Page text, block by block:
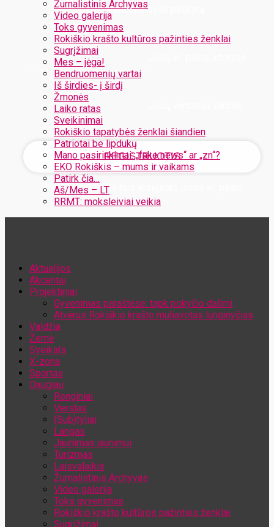
Žurnalistinis Archyvas
Video galerija
Toks gyvenimas
Rokiškio krašto kultūros pažinties ženklai
Sugrįžimai
Mes – jėga!
Bendruomenių vartai
Iš širdies- į širdį
Žmonės
Laiko ratas
Sveikinimai
Rokiškio tapatybės ženklai šiandien
Patriotai be lipdukų
Mano pasirinkimai: „fake news“ ar „zn“?
EKO Rokiškis – mums ir vaikams
Patirk čia…
Aš/Mes – LT
RRMT: moksleiviai veikia
Užregistruokite savo paskyrą
Jūsų slaptažodis bus atsiųstas Jums el. paštu
Aktualijos
Akcentai
Projektiniai
Gyvenimas paraštėse: tapk pokyčio dalimi
Atvėrus Rokiškio krašto muliavotas lunginyčias
Valdžia
Žemė
Sveikata
X-zona
Sportas
Daugiau
Renginiai
Verslas
(Sub)tyliai
Langas
Jaunimas jaunimui
Turizmas
Laisvalaikis
Žurnalistinis Archyvas
Video galerija
Toks gyvenimas
Rokiškio krašto kultūros pažinties ženklai
Sugrįžimai